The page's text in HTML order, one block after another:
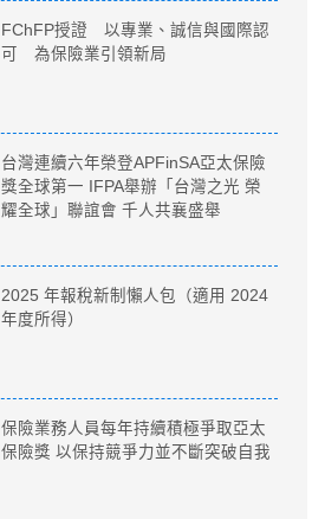
FChFP授證 以專業、誠信與國際認
可 為保險業引領新局
台灣連續六年榮登APFinSA亞太保險
獎全球第一 IFPA舉辦「台灣之光 榮
耀全球」聯誼會 千人共襄盛舉
2025 年報稅新制懶人包（適用 2024
年度所得）
保險業務人員每年持續積極爭取亞太
保險獎 以保持競爭力並不斷突破自我